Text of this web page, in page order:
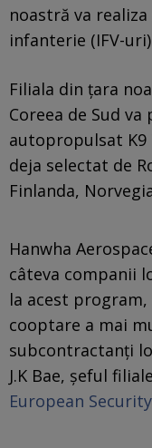
noastră va
infanterie (IFV-
Filiala din țara
Coreea de Sud
autopropulsat K9
deja selectat de
Finlanda,
Hanwha
câteva companii
la acest
cooptare a mai
subcontractanți
J.K Bae, șeful
European